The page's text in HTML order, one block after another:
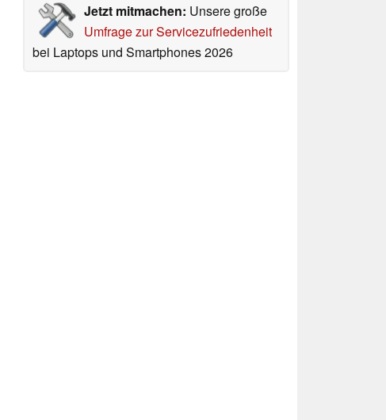
Jetzt mitmachen: Unsere große
Umfrage zur Servicezufriedenheit
bei Laptops und Smartphones 2026